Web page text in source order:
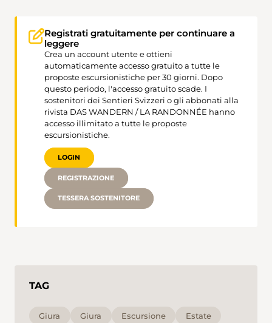
Registrati gratuitamente per continuare a
leggere
Crea un account utente e ottieni
automaticamente accesso gratuito a tutte le
proposte escursionistiche per 30 giorni. Dopo
questo periodo, l'accesso gratuito scade. I
sostenitori dei Sentieri Svizzeri o gli abbonati alla
rivista DAS WANDERN / LA RANDONNÉE hanno
accesso illimitato a tutte le proposte
escursionistiche.
LOGIN
REGISTRAZIONE
TESSERA SOSTENITORE
TAG
Giura Giura Escursione
Estate